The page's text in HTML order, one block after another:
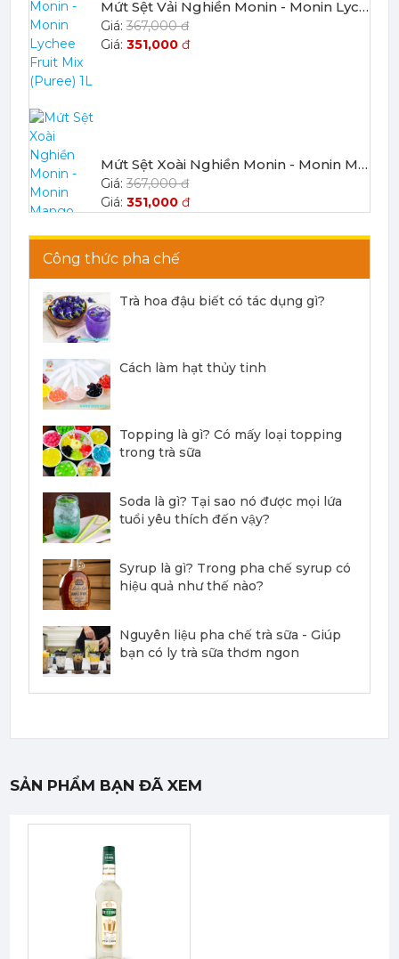
367,000 đ
403,700 đ
351,000đ
Mứt Sệt Phúc Bồn Tử Nghiền Monin - Monin Raspberry Fruit Mix (Puree) 1L
Công thức pha chế
Trà hoa đậu biết có tác dụng gì?
Cách làm hạt thủy tinh
Topping là gì? Có mấy loại topping
trong trà sữa
Soda là gì? Tại sao nó được mọi lứa
tuổi yêu thích đến vậy?
Syrup là gì? Trong pha chế syrup có
hiệu quả như thế nào?
Nguyên liệu pha chế trà sữa - Giúp
bạn có ly trà sữa thơm ngon
SẢN PHẨM BẠN ĐÃ XEM